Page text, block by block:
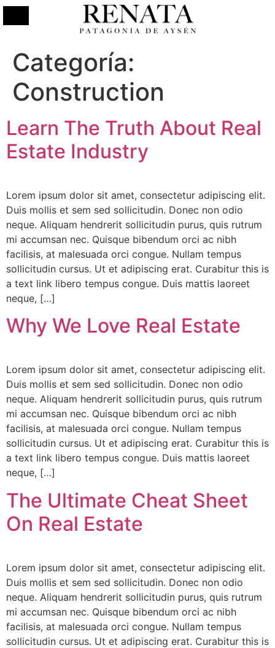
Categoría:
Construction
Learn The Truth About Real
Estate Industry
Lorem ipsum dolor sit amet, consectetur adipiscing elit.
Duis mollis et sem sed sollicitudin. Donec non odio
neque. Aliquam hendrerit sollicitudin purus, quis rutrum
mi accumsan nec. Quisque bibendum orci ac nibh
facilisis, at malesuada orci congue. Nullam tempus
sollicitudin cursus. Ut et adipiscing erat. Curabitur this is
a text link libero tempus congue. Duis mattis laoreet
neque, […]
Why We Love Real Estate
Lorem ipsum dolor sit amet, consectetur adipiscing elit.
Duis mollis et sem sed sollicitudin. Donec non odio
neque. Aliquam hendrerit sollicitudin purus, quis rutrum
mi accumsan nec. Quisque bibendum orci ac nibh
facilisis, at malesuada orci congue. Nullam tempus
sollicitudin cursus. Ut et adipiscing erat. Curabitur this is
a text link libero tempus congue. Duis mattis laoreet
neque, […]
The Ultimate Cheat Sheet
On Real Estate
Lorem ipsum dolor sit amet, consectetur adipiscing elit.
Duis mollis et sem sed sollicitudin. Donec non odio
neque. Aliquam hendrerit sollicitudin purus, quis rutrum
mi accumsan nec. Quisque bibendum orci ac nibh
facilisis, at malesuada orci congue. Nullam tempus
sollicitudin cursus. Ut et adipiscing erat. Curabitur this is